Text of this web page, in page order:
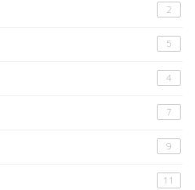
2
5
4
7
9
11